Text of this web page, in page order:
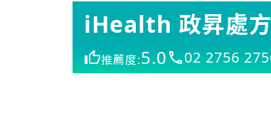
iHealth 政昇處
推薦度:5.0 02 2756